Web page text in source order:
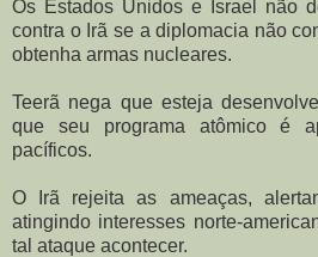
Os Estados Unidos e Israel não
contra o Irã se a diplomacia não
obtenha armas nucleares.
Teerã nega que esteja
que seu programa atômico é
pacíficos.
O Irã rejeita as ameaças,
atingindo interesses norte-
tal ataque acontecer.